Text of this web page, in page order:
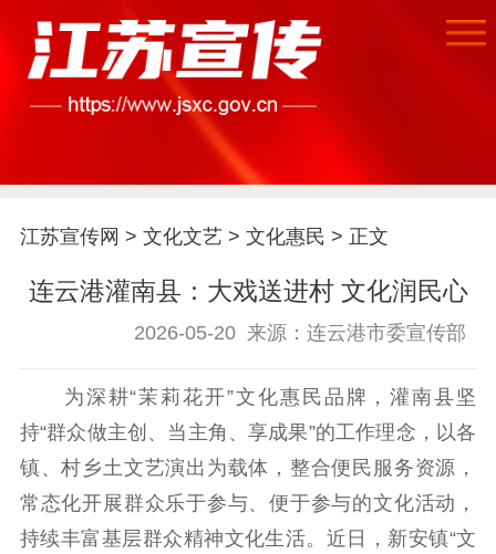
首页
江苏要闻
公示公告
信息公开年度报
告
政策法规
工作动态
理论武装
江苏宣传网 > 文化文艺> 文化惠民 > 正文
连云港灌南县：大戏送进村 文化润民心
2026-05-20 来源：连云港市委宣传部
为深耕“茉莉花开”文化惠民品牌，灌南县坚
持“群众做主创、当主角、享成果”的工作理念，以各
镇、村乡土文艺演出为载体，整合便民服务资源，
常态化开展群众乐于参与、便于参与的文化活动，
持续丰富基层群众精神文化生活。近日，新安镇“文